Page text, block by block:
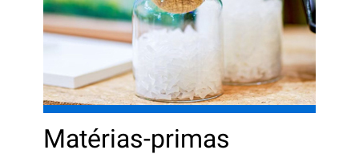
Matérias-primas